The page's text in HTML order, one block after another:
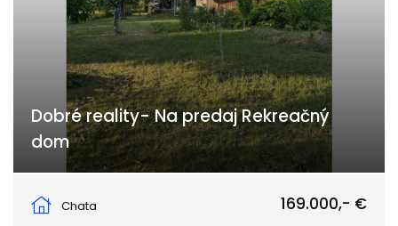
Dobré reality- Na predaj Rekreačný
dom
Chata
169.000,- €